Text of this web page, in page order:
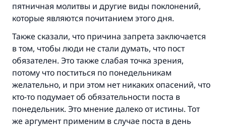
пятничная молитвы и другие виды поклонений,
которые являются почитанием этого дня.
Также сказали, что причина запрета заключается
в том, чтобы люди не стали думать, что пост
обязателен. Это также слабая точка зрения,
потому что поститься по понедельникам
желательно, и при этом нет никаких опасений, что
кто-то подумает об обязательности поста в
понедельник. Это мнение далеко от истины. Тот
же аргумент применим в случае поста в день